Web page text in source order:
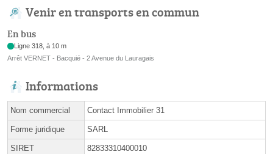
Venir en transports en commun
En bus
Ligne 318, à 10 m
Arrêt VERNET - Bacquié - 2 Avenue du Lauragais
Informations
Nom commercial Contact Immobilier 31
Forme juridique SARL
SIRET 82833310400010